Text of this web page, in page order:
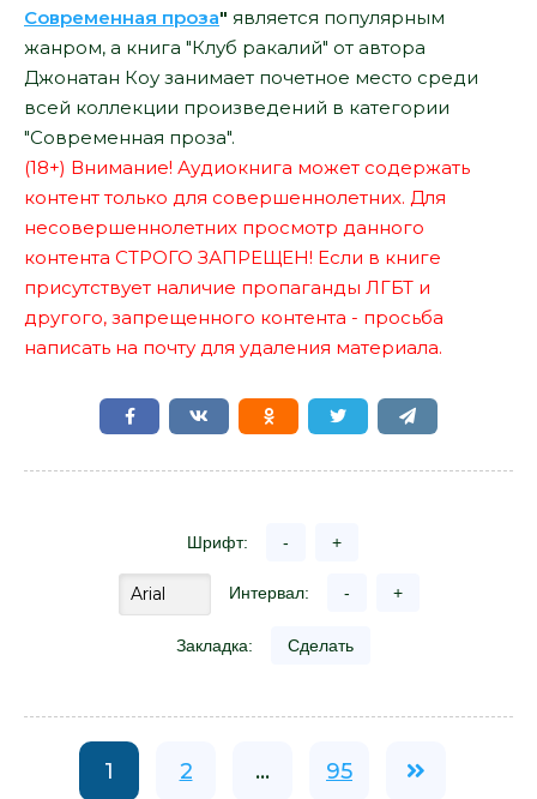
Современная проза" является популярным
жанром, а книга "Клуб ракалий" от автора
Джонатан Коу занимает почетное место среди
всей коллекции произведений в категории
"Современная проза".
(18+) Внимание! Аудиокнига может содержать
контент только для совершеннолетних. Для
несовершеннолетних просмотр данного
контента СТРОГО ЗАПРЕЩЕН! Если в книге
присутствует наличие пропаганды ЛГБТ и
другого, запрещенного контента - просьба
написать на почту для удаления материала.
Шрифт: - +
Интервал: - +
Закладка: Сделать
1 2 ... 95